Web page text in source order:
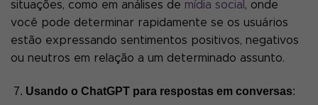
situações, como em análises de mídia social , onde
você pode determinar rapidamente se os usuários
estão expressando sentimentos positivos, negativos
ou neutros em relação a um determinado assunto.
Usando o ChatGPT para respostas em conversas: